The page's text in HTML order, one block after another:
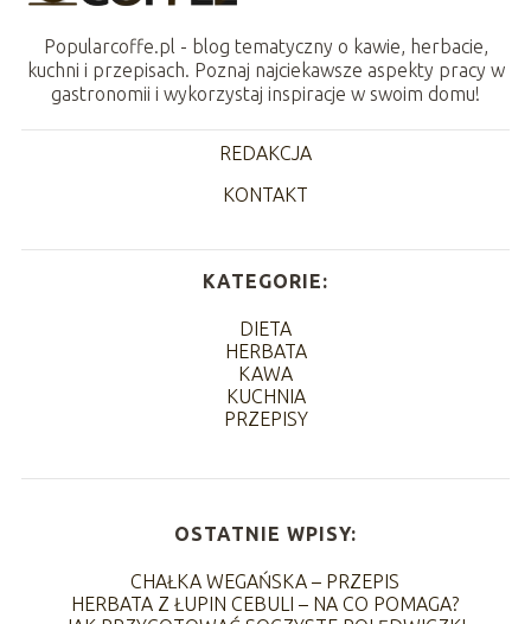
Popularcoffe.pl - blog tematyczny o kawie, herbacie,
kuchni i przepisach. Poznaj najciekawsze aspekty pracy w
gastronomii i wykorzystaj inspiracje w swoim domu!
REDAKCJA
KONTAKT
KATEGORIE:
DIETA
HERBATA
KAWA
KUCHNIA
PRZEPISY
OSTATNIE WPISY:
CHAŁKA WEGAŃSKA – PRZEPIS
HERBATA Z ŁUPIN CEBULI – NA CO POMAGA?